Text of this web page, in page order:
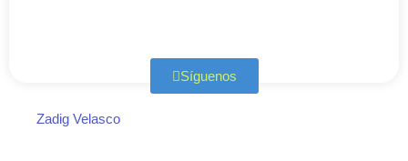
Síguenos
Zadig Velasco